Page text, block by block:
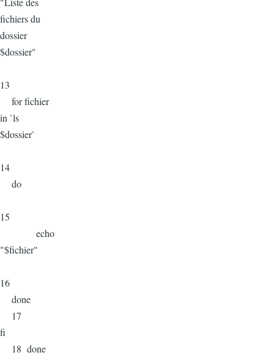
fichiers du
dossier
$dossier"
13
for fichier
in `ls
$dossier`
14
do
15
echo
"$fichier"
16
done
17
fi
18 done